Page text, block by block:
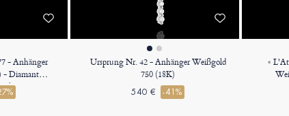
- Anhänger
- Diamant
Diamant -
- Kette
Ursprung Nr. 42 - Anhänger Weißgold
750 (18K)
540 € -41%
«